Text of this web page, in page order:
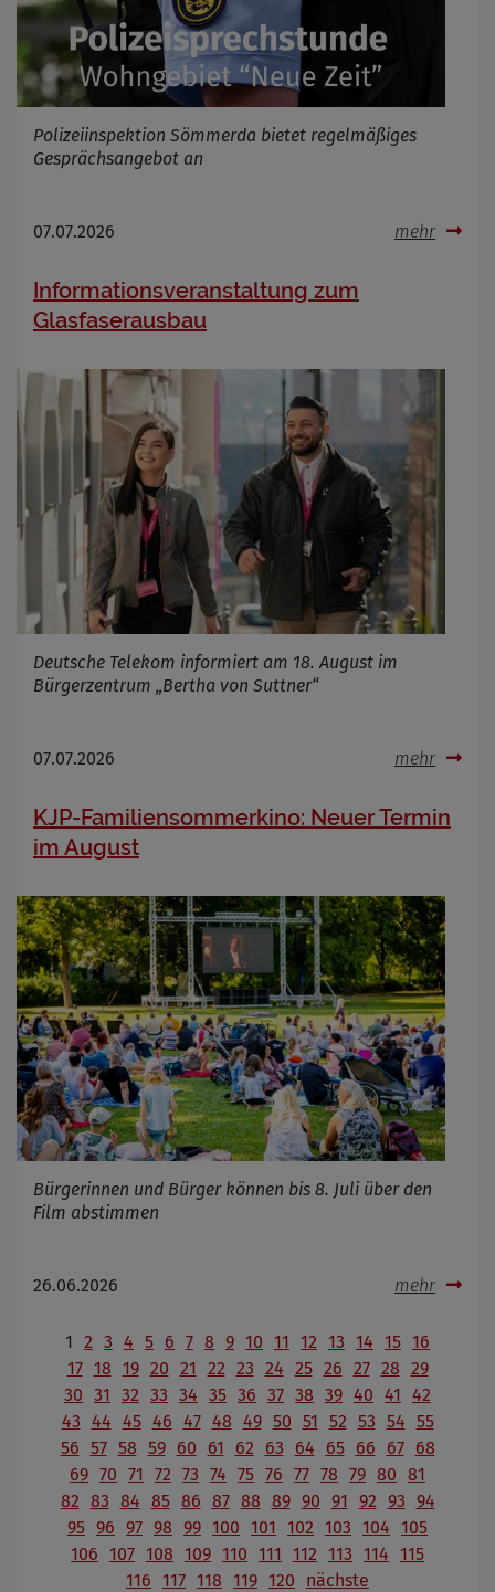
Polizeiinspektion Sömmerda bietet regelmäßiges
Gesprächsangebot an
07.07.2026 mehr
Informationsveranstaltung zum
Glasfaserausbau
Deutsche Telekom informiert am 18. August im
Bürgerzentrum „Bertha von Suttner“
07.07.2026 mehr
KJP-Familiensommerkino: Neuer Termin
im August
Bürgerinnen und Bürger können bis 8. Juli über den
Film abstimmen
26.06.2026 mehr
1 2 3 4 5 6 7 8 9 10 11 12 13 14 15 16
17 18 19 20 21 22 23 24 25 26 27 28 29
30 31 32 33 34 35 36 37 38 39 40 41
42
43 44 45 46 47 48 49 50 51 52 53 54 55
56 57 58 59 60 61 62 63 64 65 66 67
68
69 70 71 72 73 74 75 76 77 78 79 80 81
82 83 84 85 86 87 88 89 90 91 92 93 94
95 96 97 98 99 100 101 102 103 104 105
106 107 108 109 110 111 112 113 114 115
116 117 118 119 120 nächste